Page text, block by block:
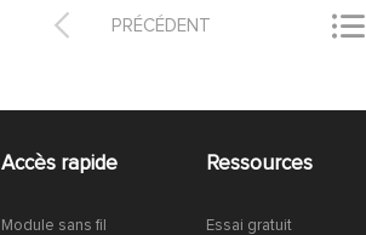
 PRÉCÉDENT 
Accès rapide
Module sans fil
Ressources
Essai gratuit